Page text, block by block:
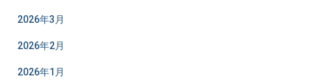
2026年3月
2026年2月
2026年1月